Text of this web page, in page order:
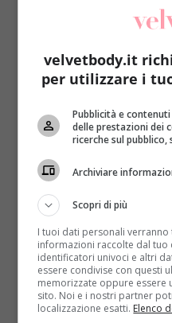
Notizie
Siringa infetta nella
sfatata la nuova
Redazione 22 Giugno 2017
Siringa infetta nella
vecchia-nuova bufala,
Read More
velvetbody.it
per utilizzare i
Pubblicità e
delle prestazioni dei
ricerche sul pubblico,
Archiviare
Scopri di più
I tuoi dati personali
informazioni raccolte dal
identificatori univoci e altri
essere condivise con questi
memorizzate oppure essere
sito. Noi e i nostri partner
localizzazione esatti. Elenco